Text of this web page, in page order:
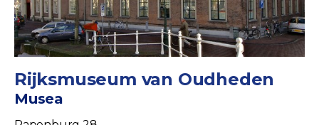
Rijksmuseum van Oudheden
Musea